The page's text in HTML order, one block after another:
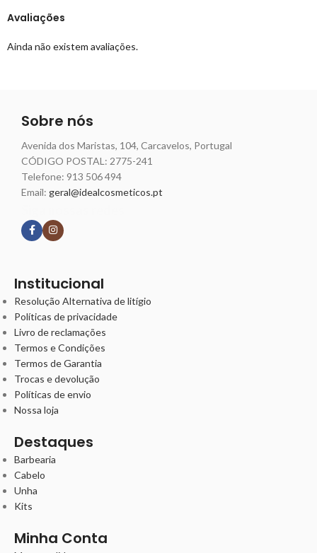
Avaliações
Ainda não existem avaliações.
Sobre nós
Avenida dos Maristas, 104, Carcavelos, Portugal
CÓDIGO POSTAL: 2775-241
Telefone: 913 506 494
Email: geral@idealcosmeticos.pt
Institucional
Resolução Alternativa de litígio
Políticas de privacidade
Livro de reclamações
Termos e Condições
Termos de Garantia
Trocas e devolução
Políticas de envio
Nossa loja
Destaques
Barbearia
Cabelo
Unha
Kits
Minha Conta